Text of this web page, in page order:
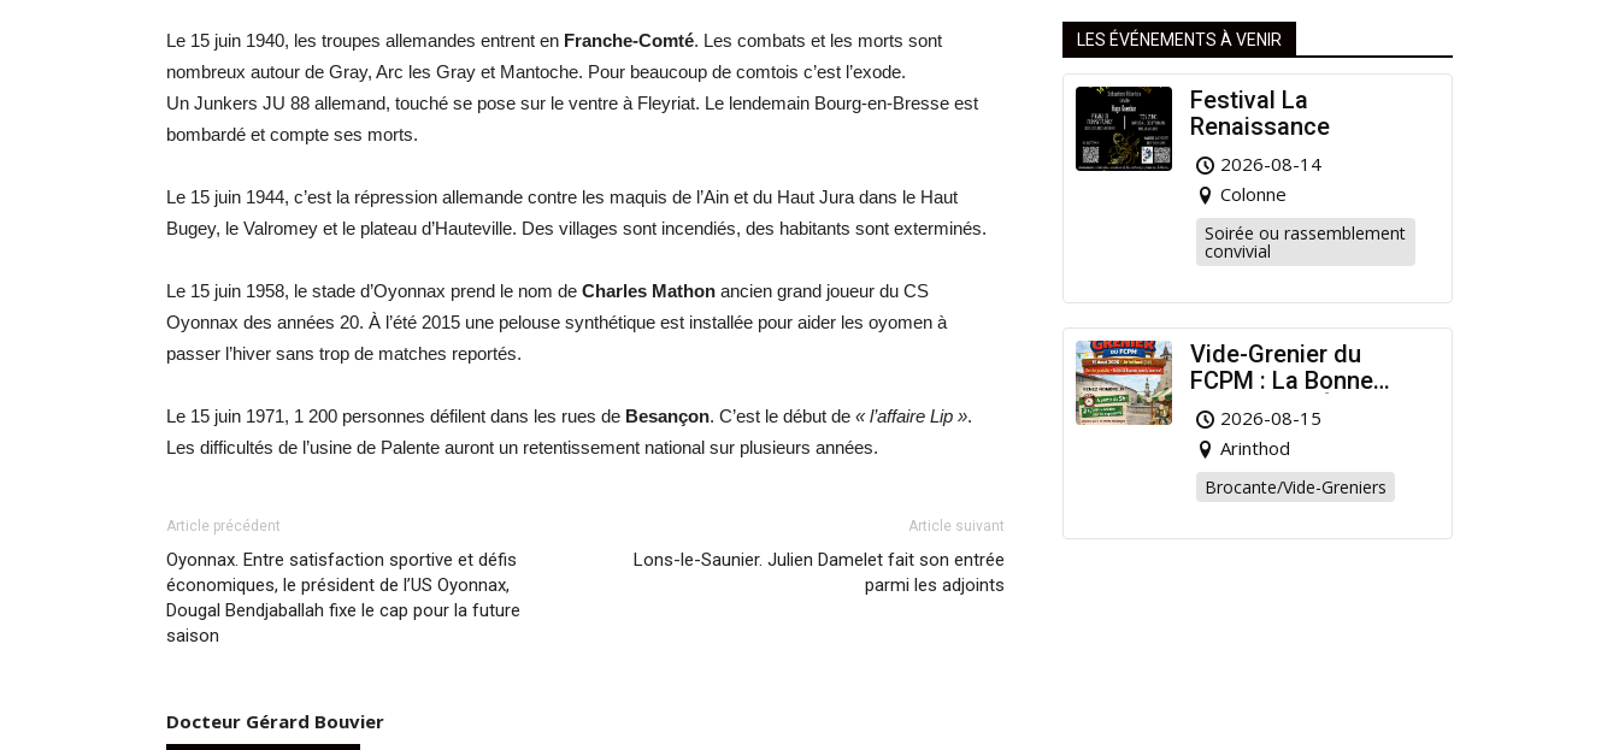
Le 15 juin 1940, les troupes allemandes entrent en Franche-Comté. Les combats et les morts sont
nombreux autour de Gray, Arc les Gray et Mantoche. Pour beaucoup de comtois c’est l’exode.
Un Junkers JU 88 allemand, touché se pose sur le ventre à Fleyriat. Le lendemain Bourg-en-Bresse est
bombardé et compte ses morts.
Le 15 juin 1944, c’est la répression allemande contre les maquis de l’Ain et du Haut Jura dans le Haut
Bugey, le Valromey et le plateau d’Hauteville. Des villages sont incendiés, des habitants sont exterminés.
Le 15 juin 1958, le stade d’Oyonnax prend le nom de Charles Mathon ancien grand joueur du CS
Oyonnax des années 20. À l’été 2015 une pelouse synthétique est installée pour aider les oyomen à
passer l’hiver sans trop de matches reportés.
Le 15 juin 1971, 1 200 personnes défilent dans les rues de Besançon. C’est le début de « l’affaire Lip ».
Les difficultés de l’usine de Palente auront un retentissement national sur plusieurs années.
Article précédent
Oyonnax. Entre satisfaction sportive et défis
économiques, le président de l’US Oyonnax,
Dougal Bendjaballah fixe le cap pour la future
saison
Article suivant
Lons-le-Saunier. Julien Damelet fait son entrée
parmi les adjoints
Docteur Gérard Bouvier
LES ÉVÉNEMENTS À VENIR
Festival La
Renaissance
2026-08-14
Colonne
Soirée ou rassemblement
convivial
Vide-Grenier du
FCPM : La Bonne
Affaire de l’Été à
Arinthod !
2026-08-15
Arinthod
Brocante/Vide-Greniers